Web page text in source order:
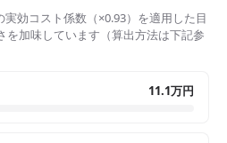
実効コスト係数（×0.93）を適用した目
を加味しています（算出方法は下記参
11.1万円